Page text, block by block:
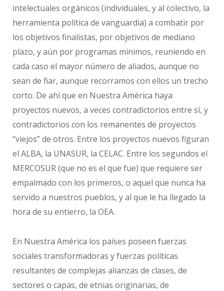
intelectuales orgánicos (individuales, y al colectivo, la
herramienta política de vanguardia) a combatir por
los objetivos finalistas, por objetivos de mediano
plazo, y aún por programas mínimos, reuniendo en
cada caso el mayor número de aliados, aunque no
sean de fiar, aunque recorramos con ellos un trecho
corto. De ahí que en Nuestra América haya
proyectos nuevos, a veces contradictorios entre sí, y
contradictorios con los remanentes de proyectos
“viejos” de otros. Entre los proyectos nuevos figuran
el ALBA, la UNASUR, la CELAC. Entre los segundos el
MERCOSUR (que no es el que fue) que requiere ser
empalmado con los primeros, o aquel que nunca ha
servido a nuestros pueblos, y al que le ha llegado la
hora de su entierro, la OEA.
En Nuestra América los países poseen fuerzas
sociales transformadoras y fuerzas políticas
resultantes de complejas alianzas de clases, de
sectores o capas, de etnias originarias, de